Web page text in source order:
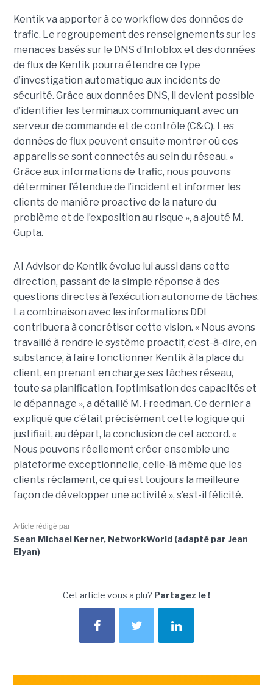
Kentik va apporter à ce workflow des données de
trafic. Le regroupement des renseignements sur les
menaces basés sur le DNS d’Infoblox et des données
de flux de Kentik pourra étendre ce type
d’investigation automatique aux incidents de
sécurité. Grâce aux données DNS, il devient possible
d’identifier les terminaux communiquant avec un
serveur de commande et de contrôle (C&C). Les
données de flux peuvent ensuite montrer où ces
appareils se sont connectés au sein du réseau. «
Grâce aux informations de trafic, nous pouvons
déterminer l’étendue de l’incident et informer les
clients de manière proactive de la nature du
problème et de l’exposition au risque », a ajouté M.
Gupta.
AI Advisor de Kentik évolue lui aussi dans cette
direction, passant de la simple réponse à des
questions directes à l’exécution autonome de tâches.
La combinaison avec les informations DDI
contribuera à concrétiser cette vision. « Nous avons
travaillé à rendre le système proactif, c’est-à-dire, en
substance, à faire fonctionner Kentik à la place du
client, en prenant en charge ses tâches réseau,
toute sa planification, l’optimisation des capacités et
le dépannage », a détaillé M. Freedman. Ce dernier a
expliqué que c’était précisément cette logique qui
justifiait, au départ, la conclusion de cet accord. «
Nous pouvons réellement créer ensemble une
plateforme exceptionnelle, celle-là même que les
clients réclament, ce qui est toujours la meilleure
façon de développer une activité », s’est-il félicité.
Article rédigé par
Sean Michael Kerner, NetworkWorld (adapté par Jean
Elyan)
Cet article vous a plu? Partagez le !